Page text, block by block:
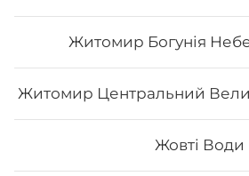
Житомир Богунія
Житомир Центральний
Жовті Води
Самурай
Вага: 235 г Склад: Норі, рис, салат,